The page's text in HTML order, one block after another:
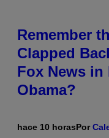
Remember
Clapped
Fox News in
Obama?
hace 10 horasPor